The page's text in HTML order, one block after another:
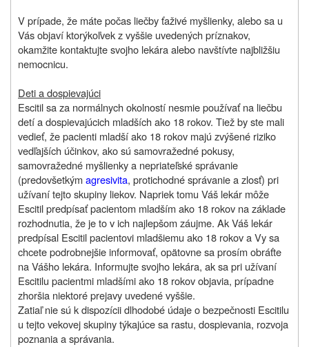
V prípade, že máte počas liečby ťaživé myšlienky, alebo sa u
Vás objaví ktorýkoľvek z vyššie uvedených príznakov,
okamžite kontaktujte svojho lekára alebo navštívte najbližšiu
nemocnicu.
Deti a dospievajúci
Escitil sa za normálnych okolností nesmie používať na liečbu
detí a dospievajúcich mladších ako 18 rokov. Tiež by ste mali
vedieť, že pacienti mladší ako 18 rokov majú zvýšené riziko
vedľajších účinkov, ako sú samovražedné pokusy,
samovražedné myšlienky a nepriateľské správanie
(predovšetkýmagresivita, protichodné správanie a zlosť) pri
užívaní tejto skupiny liekov. Napriek tomu Váš lekár môže
Escitil predpísať pacientom mladším ako 18 rokov na základe
rozhodnutia, že je to v ich najlepšom záujme. Ak Váš lekár
predpísal Escitil pacientovi mladšiemu ako 18 rokov a Vy sa
chcete podrobnejšie informovať, opätovne sa prosím obráťte
na Vášho lekára. Informujte svojho lekára, ak sa pri užívaní
Escitilu pacientmi mladšími ako 18 rokov objavia, prípadne
zhoršia niektoré prejavy uvedené vyššie.
Zatiaľ nie sú k dispozícii dlhodobé údaje o bezpečnosti Escitilu
u tejto vekovej skupiny týkajúce sa rastu, dospievania, rozvoja
poznania a správania.